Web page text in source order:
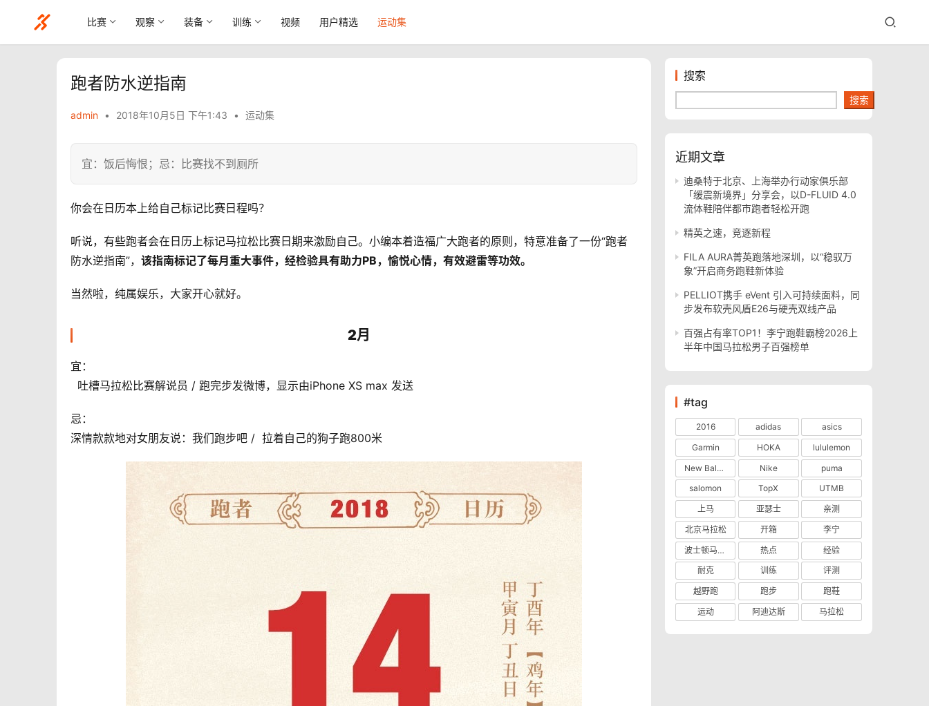
比赛 观察 装备 训练 视频 用户精选 运动集
跑者防水逆指南
admin • 2018年10月5日 下午1:43 • 运动集
宜：饭后悔恨；忌：比赛找不到厕所
你会在日历本上给自己标记比赛日程吗？
听说，有些跑者会在日历上标记马拉松比赛日期来激励自己。小编本着造福广大跑者的原则，特意准备了一份“跑者
防水逆指南”， 该指南标记了每月重大事件，经检验具有助力PB，愉悦心情，有效避雷等功效。
当然啦，纯属娱乐，大家开心就好。
2月
宜：
吐槽马拉松比赛解说员 / 跑完步发微博，显示由iPhone XS max 发送
忌：
深情款款地对女朋友说：我们跑步吧 /  拉着自己的狗子跑800米
搜索
搜索
近期文章
迪桑特于北京、上海举办行动家俱乐部
「缓震新境界」分享会，以D-FLUID 4.0
流体鞋陪伴都市跑者轻松开跑
精英之速，竞逐新程
FILA AURA菁英跑落地深圳，以“稳驭万
象”开启商务跑鞋新体验
PELLIOT携手 eVent 引入可持续面料，同
步发布软壳风盾E26与硬壳双线产品
百强占有率TOP1！李宁跑鞋霸榜2026上
半年中国马拉松男子百强榜单
#tag
2016 adidas
asics
Garmin
HOKA
lululemon
New Balance
Nike
puma
salomon
TopX
UTMB
上马
亚瑟士
亲测
北京马拉松
开箱
李宁
波士顿马拉松
热点
经验
耐克
训练
评测
越野跑
跑步
跑鞋
运动
阿迪达斯 马拉松